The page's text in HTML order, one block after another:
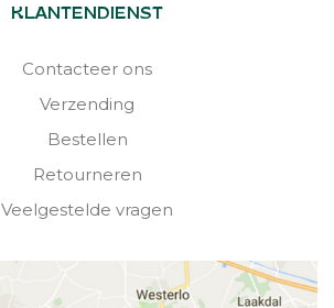
KLANTENDIENST
Contacteer ons
Verzending
Bestellen
Retourneren
Veelgestelde vragen